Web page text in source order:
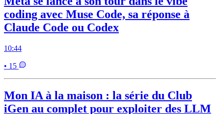
coding avec Muse Code, sa réponse à
Claude Code ou Codex
10:44
• 15
Mon IA à la maison : la série du Club
iGen au complet pour exploiter des LLM